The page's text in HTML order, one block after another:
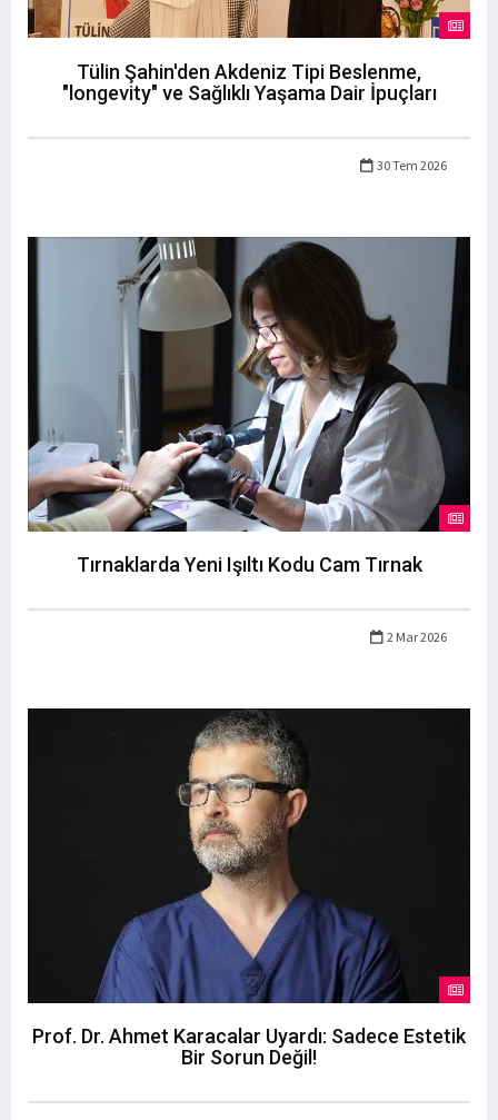
Tülin Şahin'den Akdeniz Tipi Beslenme,
"longevity" ve Sağlıklı Yaşama Dair İpuçları
30 Tem 2026
Tırnaklarda Yeni Işıltı Kodu Cam Tırnak
2 Mar 2026
Prof. Dr. Ahmet Karacalar Uyardı: Sadece Estetik
Bir Sorun Değil!